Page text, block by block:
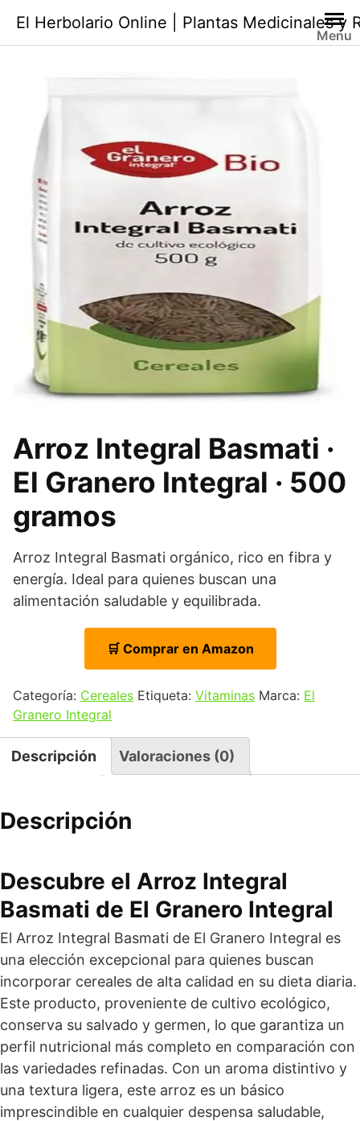
contenido
El Herbolario Online | Plantas Medicinales y
Menu
Arroz Integral Basmati ·
El Granero Integral · 500
gramos
Arroz Integral Basmati orgánico, rico en fibra y
energía. Ideal para quienes buscan una
alimentación saludable y equilibrada.
🛒 Comprar en Amazon
Categoría: Cereales Etiqueta: Vitaminas Marca: El
Granero Integral
Descripción Valoraciones (0)
Descripción
Descubre el Arroz Integral
Basmati de El Granero Integral
El Arroz Integral Basmati de El Granero Integral es
una elección excepcional para quienes buscan
incorporar cereales de alta calidad en su dieta diaria.
Este producto, proveniente de cultivo ecológico,
conserva su salvado y germen, lo que garantiza un
perfil nutricional más completo en comparación con
las variedades refinadas. Con un aroma distintivo y
una textura ligera, este arroz es un básico
imprescindible en cualquier despensa saludable,